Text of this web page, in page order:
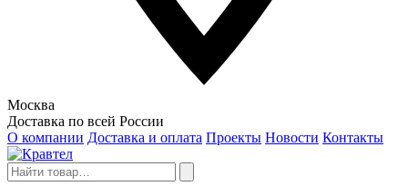
Москва
Доставка по всей России
О компании Доставка и оплата Проекты Новости Контакты